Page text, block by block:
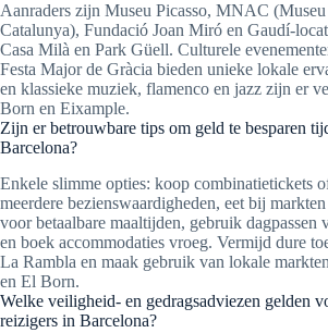
Aanraders zijn Museu Picasso, MNAC
Catalunya), Fundació Joan Miró en Gaudí-
Casa Milà en Park Güell. Culturele
Festa Major de Gràcia bieden unieke lokale
en klassieke muziek, flamenco en jazz zijn er
Born en Eixample.
Zijn er betrouwbare tips om geld te besparen
Barcelona?
Enkele slimme opties: koop combinatietickets
meerdere bezienswaardigheden, eet bij
voor betaalbare maaltijden, gebruik dagpassen
en boek accommodaties vroeg. Vermijd dure
La Rambla en maak gebruik van lokale
en El Born.
Welke veiligheid- en gedragsadviezen gelden
reizigers in Barcelona?